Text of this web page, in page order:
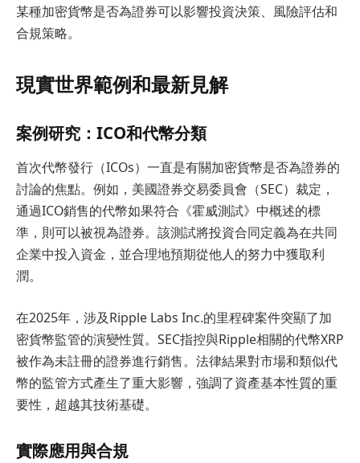
某種加密貨幣是否為證券可以影響投資決策、風險評估和
合規策略。
現實世界範例和最新見解
案例研究：ICO和代幣分類
首次代幣發行（ICOs）一直是有關加密貨幣是否為證券的
討論的焦點。例如，美國證券交易委員會（SEC）裁定，
通過ICO銷售的代幣如果符合《霍威測試》中概述的標
準，則可以被視為證券。該測試將投資合同定義為在共同
企業中投入資金，並合理地預期從他人的努力中獲取利
潤。
在2025年，涉及Ripple Labs Inc.的里程碑案件突顯了加
密貨幣監管的演變性質。SEC指控與Ripple相關的代幣XRP
被作為未註冊的證券進行銷售。法律結果對市場和類似代
幣的監管方式產生了重大影響，強調了資產基本性質的重
要性，超越其技術基礎。
實際應用與合規